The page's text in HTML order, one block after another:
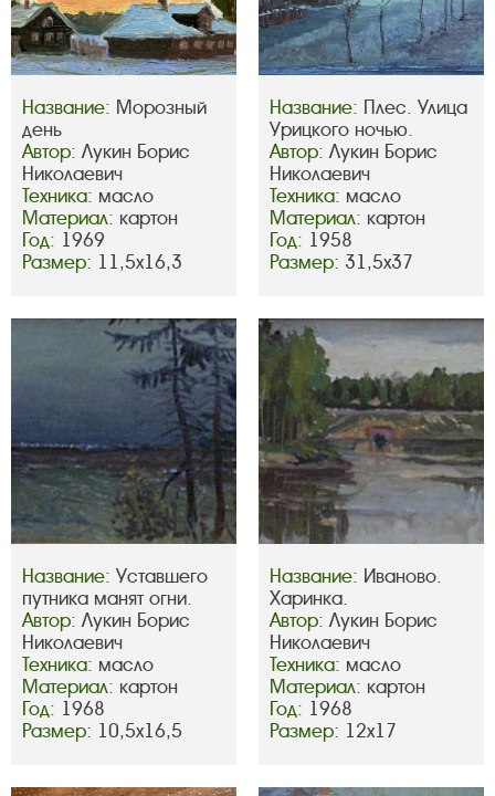
Название: Морозный
день
Автор: Лукин Борис
Николаевич
Техника: масло
Материал: картон
Год: 1969
Размер: 11,5х16,3
Название: Плес. Улица
Урицкого ночью.
Автор: Лукин Борис
Николаевич
Техника: масло
Материал: картон
Год: 1958
Размер: 31,5х37
Название: Уставшего
путника манят огни.
Автор: Лукин Борис
Николаевич
Техника: масло
Материал: картон
Год: 1968
Размер: 10,5х16,5
Название: Иваново.
Харинка.
Автор: Лукин Борис
Николаевич
Техника: масло
Материал: картон
Год: 1968
Размер: 12х17